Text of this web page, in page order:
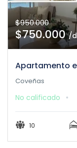
$950.000
$750.000/
Apartamento
Coveñas
No calificado
10